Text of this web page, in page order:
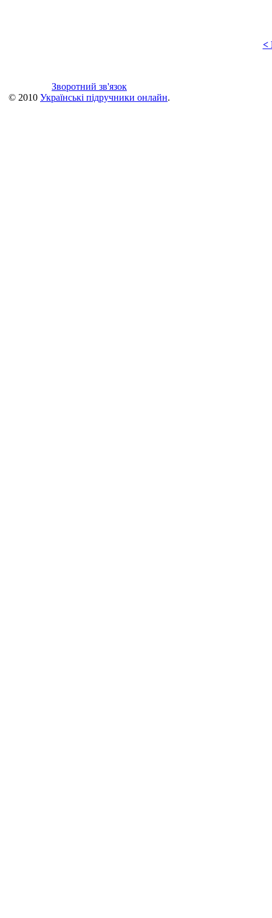
<
Зворотний зв'язок
© 2010 Українські підручники онлайн.